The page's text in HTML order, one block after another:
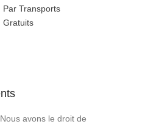
Par Transports
Gratuits
Nous avons le droit de